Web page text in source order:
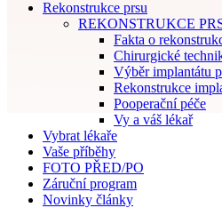
Rekonstrukce prsu
REKONSTRUKCE
Fakta o
Chirurgické
Výběr implantátu
Rekonstrukce
Pooperační péče
Vy a váš lékař
Vybrat lékaře
Vaše příběhy
FOTO PŘED/PO
Záruční program
Novinky články